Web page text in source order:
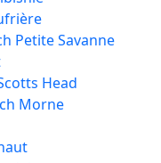
Petite Savanne
Head
Morne